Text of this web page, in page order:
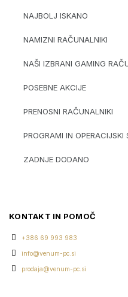
NAJBOLJ ISKANO
NAMIZNI RAČUNALNIKI
NAŠI IZBRANI GAMING
POSEBNE AKCIJE
PRENOSNI RAČUNALNIKI
PROGRAMI IN OPERACIJSKI
ZADNJE DODANO
KONTAKT IN POMOČ
+386 69 993 983
info@venum-pc.si
prodaja@venum-pc.si